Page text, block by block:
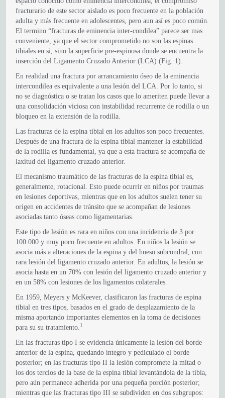
fracturario de este sector aislado es poco frecuente en la población
adulta y más frecuente en adolescentes, pero aun así es poco común.
El termino “fracturas de eminencia inter-condilea” parece ser mas
conveniente, ya que el sector comprometido no son las espinas
tibiales en si, sino la superficie pre-espinosa donde se encuentra la
inserción del Ligamento Cruzado Anterior (LCA) (Fig. 1).
En realidad una fractura por arrancamiento óseo de la eminencia
intercondilea es equivalente a una lesión del LCA. Por lo tanto, si
no se diagnóstica o se tratan los casos que lo ameriten puede llevar a
una consolidación viciosa con instabilidad recurrente de rodilla o un
bloqueo en la extensión de la rodilla.
Las fracturas de la espina tibial en los adultos son poco frecuentes.
Después de una fractura de la espina tibial mantener la estabilidad
de la rodilla es fundamental, ya que a esta fractura se acompaña de
laxitud del ligamento cruzado anterior.
El mecanismo traumático de las fracturas de la espina tibial es,
generalmente, rotacional. Esto puede ocurrir en niños por traumas
en lesiones deportivas, mientras que en los adultos suelen tener su
origen en accidentes de tránsito que se acompañan de lesiones
asociadas tanto óseas como ligamentarias.
Este tipo de lesión es rara en niños con una incidencia de 3 por
100.000 y muy poco frecuente en adultos. En niños la lesión se
asocia más a alteraciones de la espina y del hueso subcondral, con
rara lesión del ligamento cruzado anterior. En adultos, la lesión se
asocia hasta en un 70% con lesión del ligamento cruzado anterior y
en un 58% con lesiones de los ligamentos colaterales.
En 1959, Meyers y McKeever, clasificaron las fracturas de espina
tibial en tres tipos, basados en el grado de desplazamiento de la
misma aportando importantes elementos en la toma de decisiones
para su su tratamiento. 1
En las fracturas tipo I se evidencia únicamente la lesión del borde
anterior de la espina, quedando íntegro y pediculado el borde
posterior; en las fracturas tipo II la lesión compromete la mitad o
los dos tercios de la base de la espina tibial levantándola de la tibia,
pero aún permanece adherida por una pequeña porción posterior;
mientras que las fracturas tipo III se subdividen en dos subgrupos: